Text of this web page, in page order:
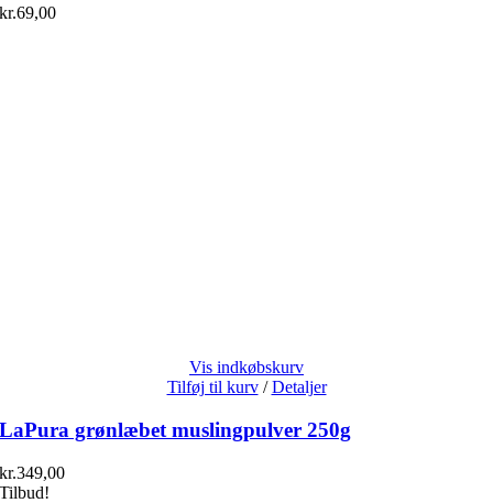
kr.69,00
Vis indkøbskurv
Tilføj til kurv / Detaljer
LaPura grønlæbet muslingpulver 250g
kr.349,00
Tilbud!